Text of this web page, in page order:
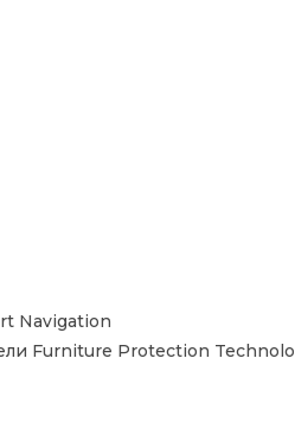
Navigation
Furniture Protection